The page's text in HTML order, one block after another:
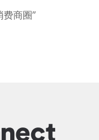
商圈”